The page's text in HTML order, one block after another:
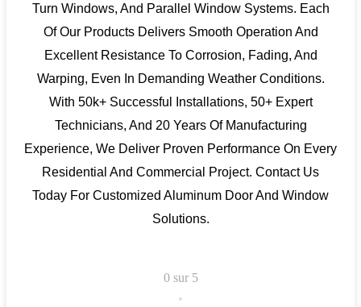
Turn Windows, And Parallel Window Systems. Each
Of Our Products Delivers Smooth Operation And
Excellent Resistance To Corrosion, Fading, And
Warping, Even In Demanding Weather Conditions.
With 50k+ Successful Installations, 50+ Expert
Technicians, And 20 Years Of Manufacturing
Experience, We Deliver Proven Performance On Every
Residential And Commercial Project. Contact Us
Today For Customized Aluminum Door And Window
Solutions.
0 sur 5
•